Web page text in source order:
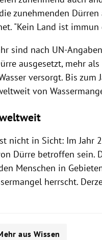
zunehmenden
"Kein Land ist
sind nach UN-
ausgesetzt, mehr
versorgt. Bis
von
nicht in Sicht: Im Jahr
Dürre betroffen sein.
Menschen in
herrscht.
aus Wissen